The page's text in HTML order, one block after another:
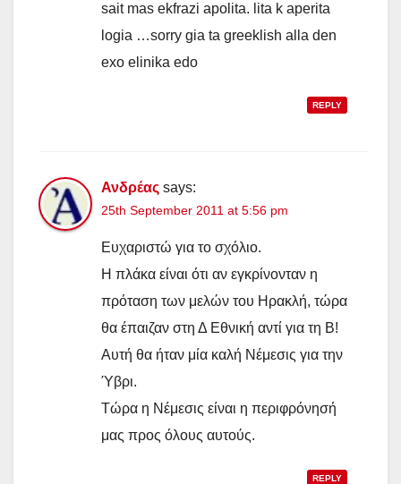
sait mas ekfrazi apolita. lita k aperita
logia …sorry gia ta greeklish alla den
exo elinika edo
REPLY
Ανδρέας says:
25th September 2011 at 5:56 pm
Ευχαριστώ για το σχόλιο.
Η πλάκα είναι ότι αν εγκρίνονταν η
πρόταση των μελών του Ηρακλή, τώρα
θα έπαιζαν στη Δ Εθνική αντί για τη Β!
Αυτή θα ήταν μία καλή Νέμεσις για την
Ύβρι.
Τώρα η Νέμεσις είναι η περιφρόνησή
μας προς όλους αυτούς.
REPLY